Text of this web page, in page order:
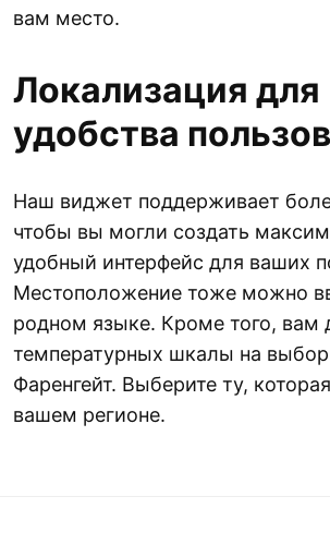
вам место.
Локализация для
удобства
Наш виджет поддерживает
чтобы вы могли создать
удобный интерфейс для ваших
Местоположение тоже можно
родном языке. Кроме того, вам
температурных шкалы на
Фаренгейт. Выберите ту,
вашем регионе.